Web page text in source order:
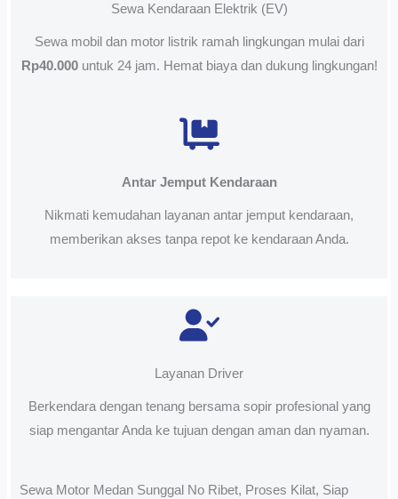
Sewa Kendaraan Elektrik (EV)
Sewa mobil dan motor listrik ramah lingkungan mulai dari
Rp40.000untuk 24 jam. Hemat biaya dan dukung lingkungan!
Antar Jemput Kendaraan
Nikmati kemudahan layanan antar jemput kendaraan,
memberikan akses tanpa repot ke kendaraan Anda.
Layanan Driver
Berkendara dengan tenang bersama sopir profesional yang
siap mengantar Anda ke tujuan dengan aman dan nyaman.
Sewa Motor Medan Sunggal No Ribet, Proses Kilat, Siap